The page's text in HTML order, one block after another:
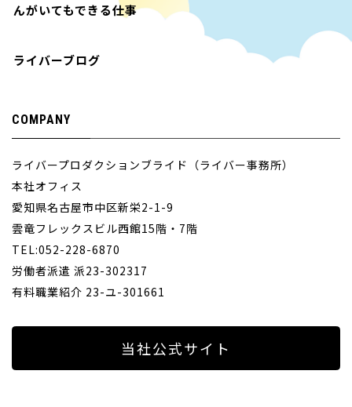
んがいてもできる仕事
ライバーブログ
COMPANY
ライバープロダクションブライド（ライバー事務所）
本社オフィス
愛知県名古屋市中区新栄2-1-9
雲竜フレックスビル西館15階・7階
TEL:052-228-6870
労働者派遣 派23-302317
有料職業紹介 23-ユ-301661
当社公式サイト